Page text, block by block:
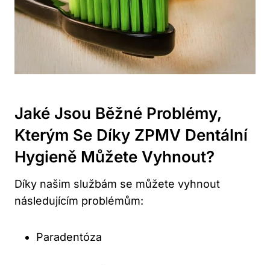
Jaké Jsou Běžné Problémy,
Kterým Se Díky ZPMV Dentální
Hygieně Můžete Vyhnout?
Díky našim službám se můžete vyhnout
následujícím problémům:
Paradentóza